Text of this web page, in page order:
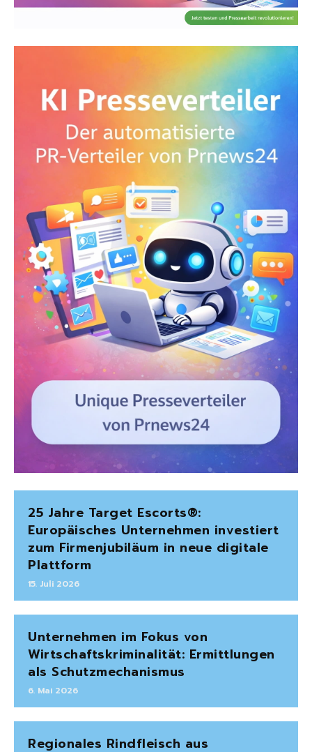
25 Jahre Target Escorts®:
Europäisches Unternehmen investiert
zum Firmenjubiläum in neue digitale
Plattform
15. Juli 2026
Unternehmen im Fokus von
Wirtschaftskriminalität: Ermittlungen
als Schutzmechanismus
6. Mai 2026
Regionales Rindfleisch aus